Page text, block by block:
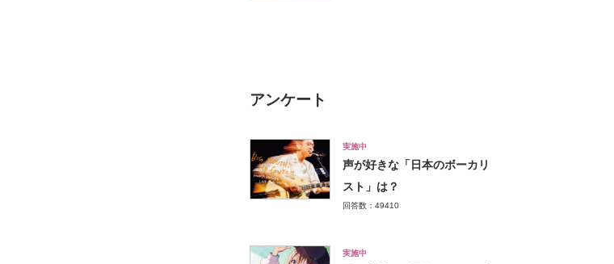
アンケート
実施中
声が好きな「日本のボーカリ
スト」は？
回答数：49410
実施中